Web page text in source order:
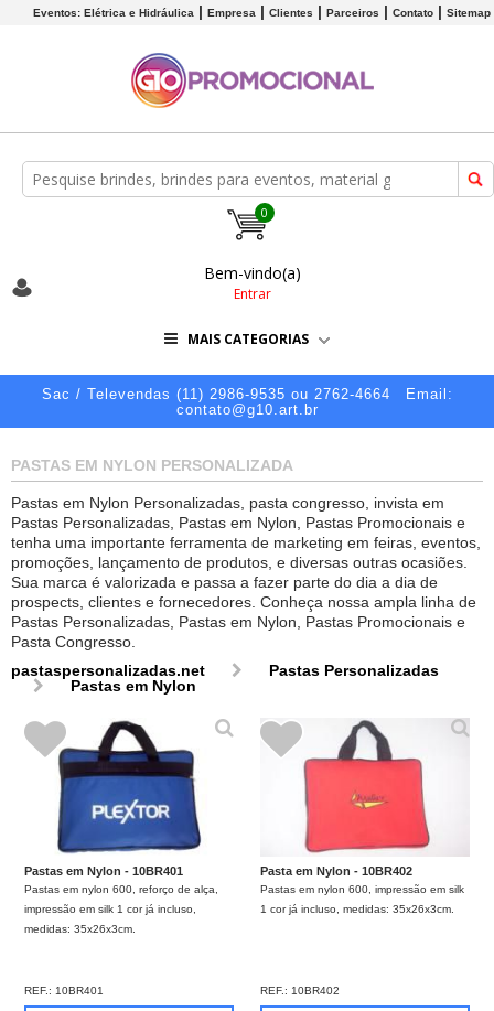
Eventos: Elétrica e Hidráulica Empresa Clientes Parceiros Contato Sitemap
0
Bem-vindo(a)
Entrar
MAIS CATEGORIAS
Sac / Televendas (11) 2986-9535 ou 2762-4664
Email:
contato@g10.art.br
PASTAS EM NYLON PERSONALIZADA
Pastas em Nylon Personalizadas, pasta congresso, invista em
Pastas Personalizadas, Pastas em Nylon, Pastas Promocionais e
tenha uma importante ferramenta de marketing em feiras, eventos,
promoções, lançamento de produtos, e diversas outras ocasiões.
Sua marca é valorizada e passa a fazer parte do dia a dia de
prospects, clientes e fornecedores. Conheça nossa ampla linha de
Pastas Personalizadas, Pastas em Nylon, Pastas Promocionais e
Pasta Congresso.
pastaspersonalizadas.net
Pastas Personalizadas
Pastas em Nylon
Pastas em Nylon - 10BR401
Pastas em nylon 600, reforço de alça,
impressão em silk 1 cor já incluso,
medidas: 35x26x3cm.
REF.: 10BR401
Pasta em Nylon - 10BR402
Pastas em nylon 600, impressão em silk
1 cor já incluso, medidas: 35x26x3cm.
REF.: 10BR402